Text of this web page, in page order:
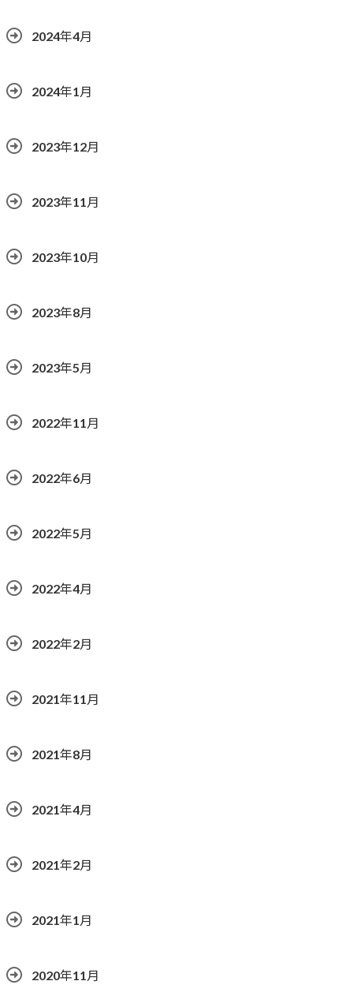
2024年4月
2024年1月
2023年12月
2023年11月
2023年10月
2023年8月
2023年5月
2022年11月
2022年6月
2022年5月
2022年4月
2022年2月
2021年11月
2021年8月
2021年4月
2021年2月
2021年1月
2020年11月